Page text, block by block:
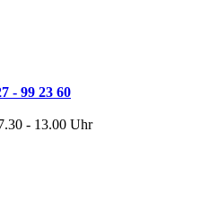
- 99 23 60
- 13.00 Uhr